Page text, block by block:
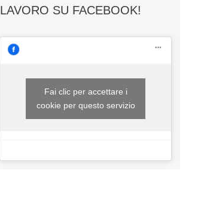
LAVORO SU FACEBOOK!
Fai clic per accettare i
cookie per questo servizio